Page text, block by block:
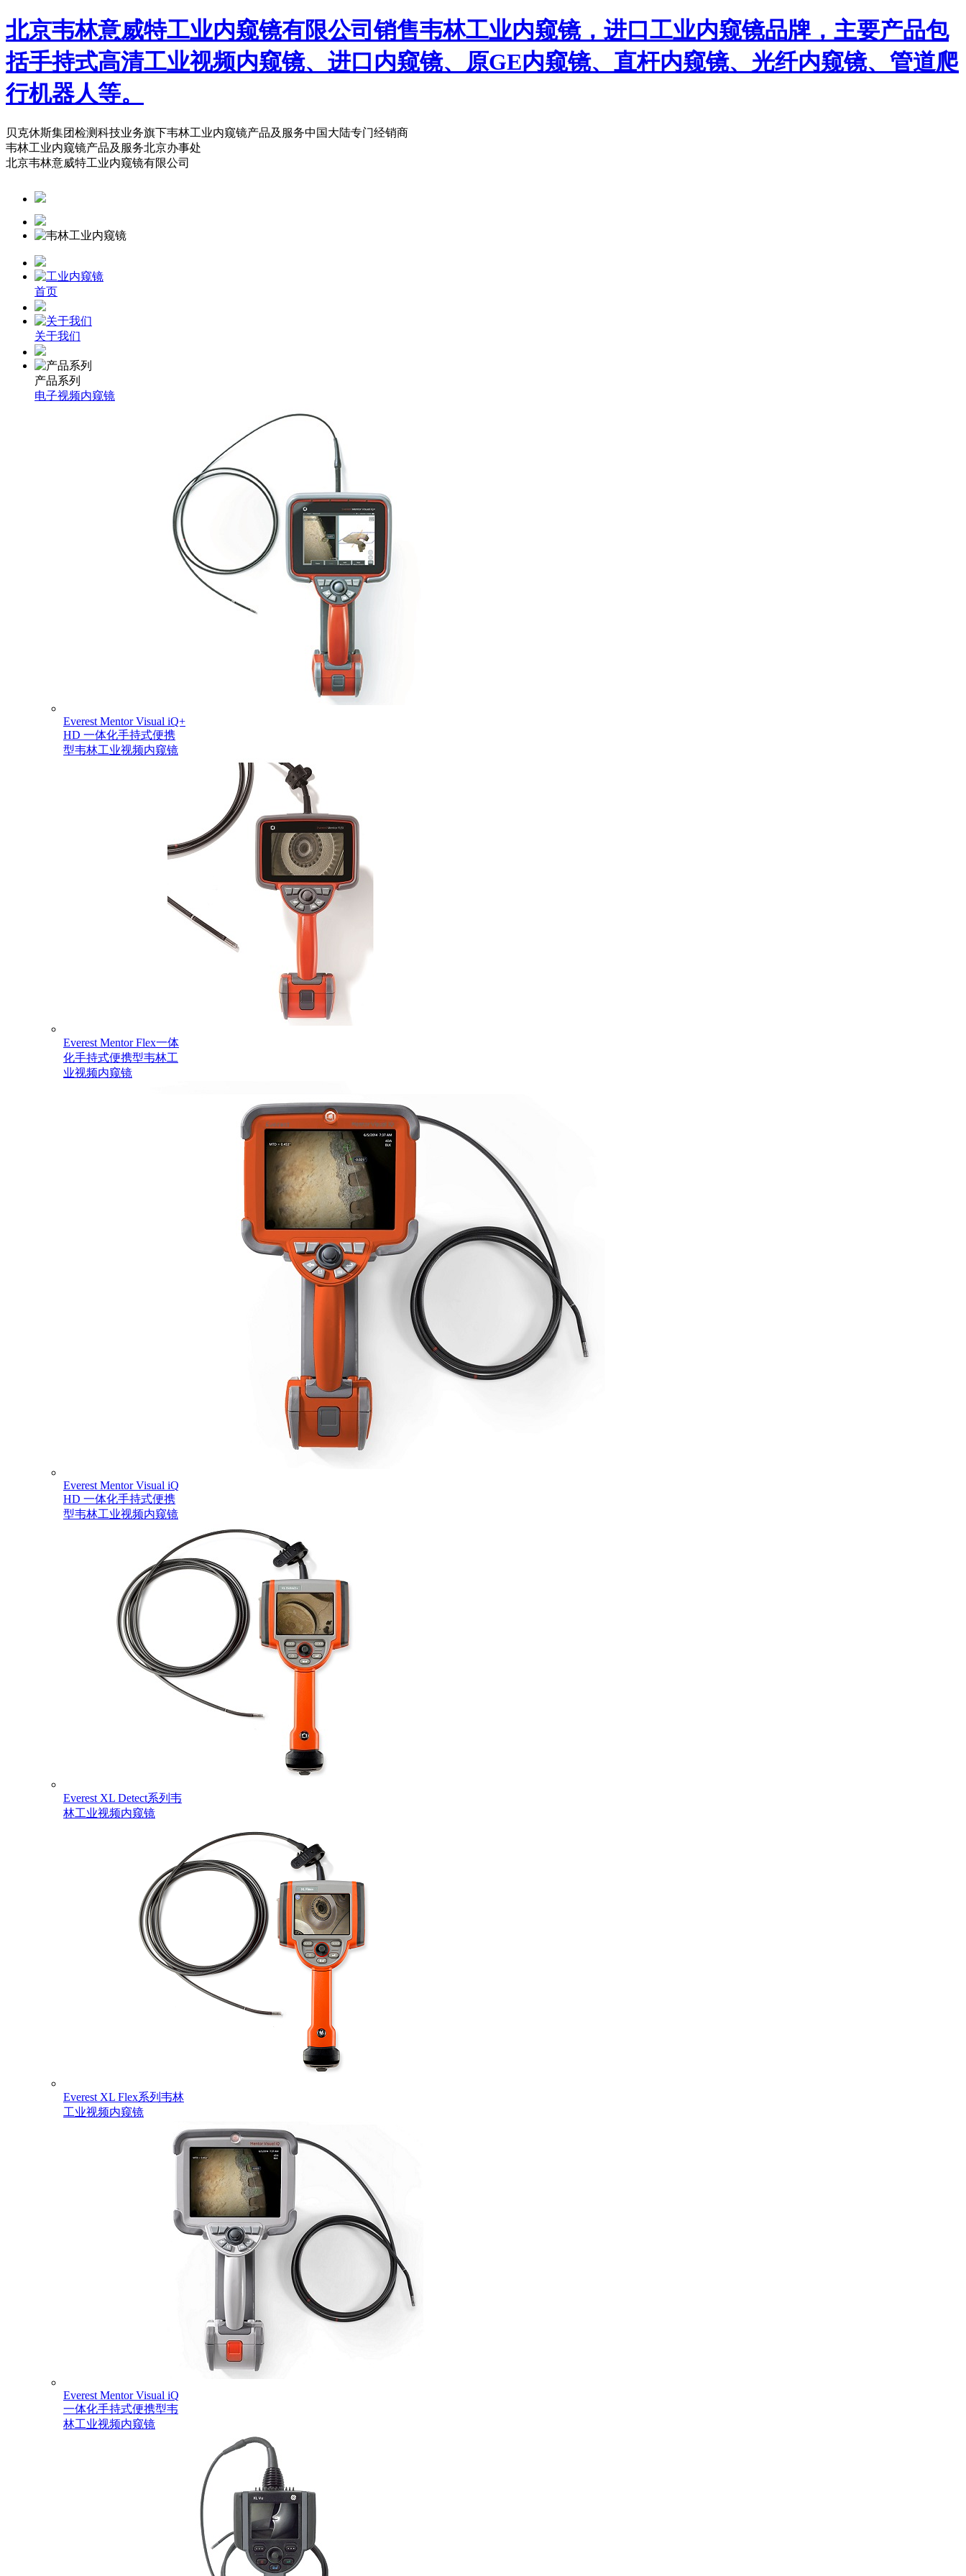
北京韦林意威特工业内窥镜有限公司销售韦林工业内窥镜，进口工业内窥镜品牌，主要产品包
括手持式高清工业视频内窥镜、进口内窥镜、原GE内窥镜、直杆内窥镜、光纤内窥镜、管道爬
行机器人等。
贝克休斯集团检测科技业务旗下韦林工业内窥镜产品及服务中国大陆专门经销商
韦林工业内窥镜产品及服务北京办事处
北京韦林意威特工业内窥镜有限公司
首页
关于我们
产品系列
电子视频内窥镜
Everest Mentor Visual iQ+
HD 一体化手持式便携
型韦林工业视频内窥镜
Everest Mentor Flex一体
化手持式便携型韦林工
业视频内窥镜
Everest Mentor Visual iQ
HD 一体化手持式便携
型韦林工业视频内窥镜
Everest XL Detect系列韦
林工业视频内窥镜
Everest XL Flex系列韦林
工业视频内窥镜
Everest Mentor Visual iQ
一体化手持式便携型韦
林工业视频内窥镜